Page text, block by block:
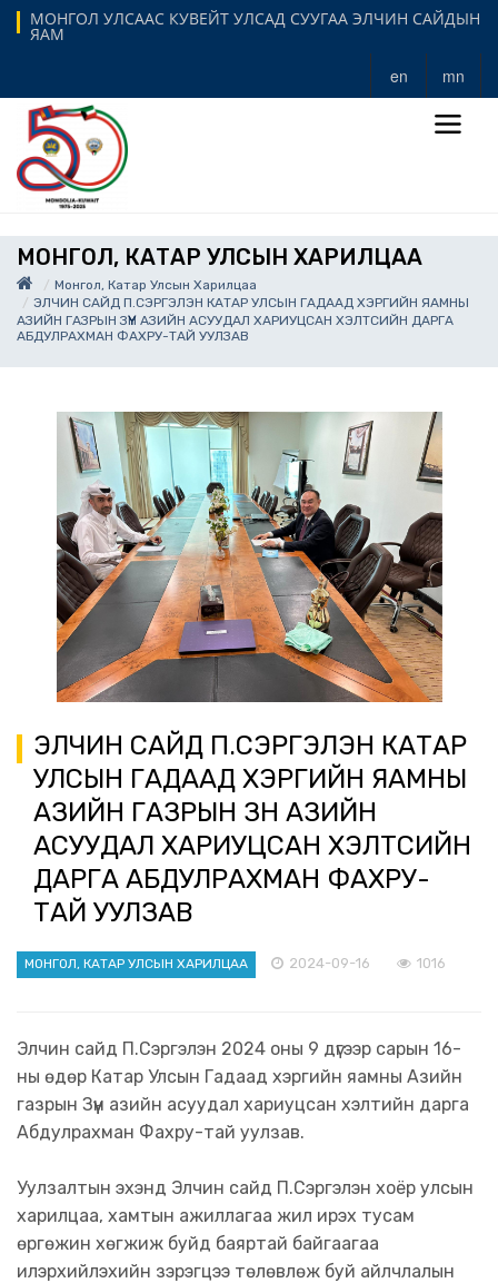
МОНГОЛ УЛСААС КУВЕЙТ УЛСАД СУУГАА ЭЛЧИН САЙДЫН
ЯАМ
en mn
МОНГОЛ, КАТАР УЛСЫН ХАРИЛЦАА
Монгол, Катар Улсын Харилцаа
ЭЛЧИН САЙД П.СЭРГЭЛЭН КАТАР УЛСЫН ГАДААД ХЭРГИЙН ЯАМНЫ
АЗИЙН ГАЗРЫН ЗҮҮН АЗИЙН АСУУДАЛ ХАРИУЦСАН ХЭЛТСИЙН ДАРГА
АБДУЛРАХМАН ФАХРУ-ТАЙ УУЛЗАВ
ЭЛЧИН САЙД П.СЭРГЭЛЭН КАТАР
УЛСЫН ГАДААД ХЭРГИЙН ЯАМНЫ
АЗИЙН ГАЗРЫН ЗҮҮН АЗИЙН
АСУУДАЛ ХАРИУЦСАН ХЭЛТСИЙН
ДАРГА АБДУЛРАХМАН ФАХРУ-
ТАЙ УУЛЗАВ
МОНГОЛ, КАТАР УЛСЫН ХАРИЛЦАА 2024-09-16 1016
Элчин сайд П.Сэргэлэн 2024 оны 9 дүгээр сарын 16-
ны өдөр Катар Улсын Гадаад хэргийн яамны Азийн
газрын Зүүн азийн асуудал хариуцсан хэлтийн дарга
Абдулрахман Фахру-тай уулзав.
Уулзалтын эхэнд Элчин сайд П.Сэргэлэн хоёр улсын
харилцаа, хамтын ажиллагаа жил ирэх тусам
өргөжин хөгжиж буйд баяртай байгаагаа
илэрхийлэхийн зэрэгцээ төлөвлөж буй айлчлалын